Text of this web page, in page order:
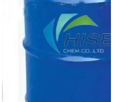
Anhídrido ftálico de grado industrial